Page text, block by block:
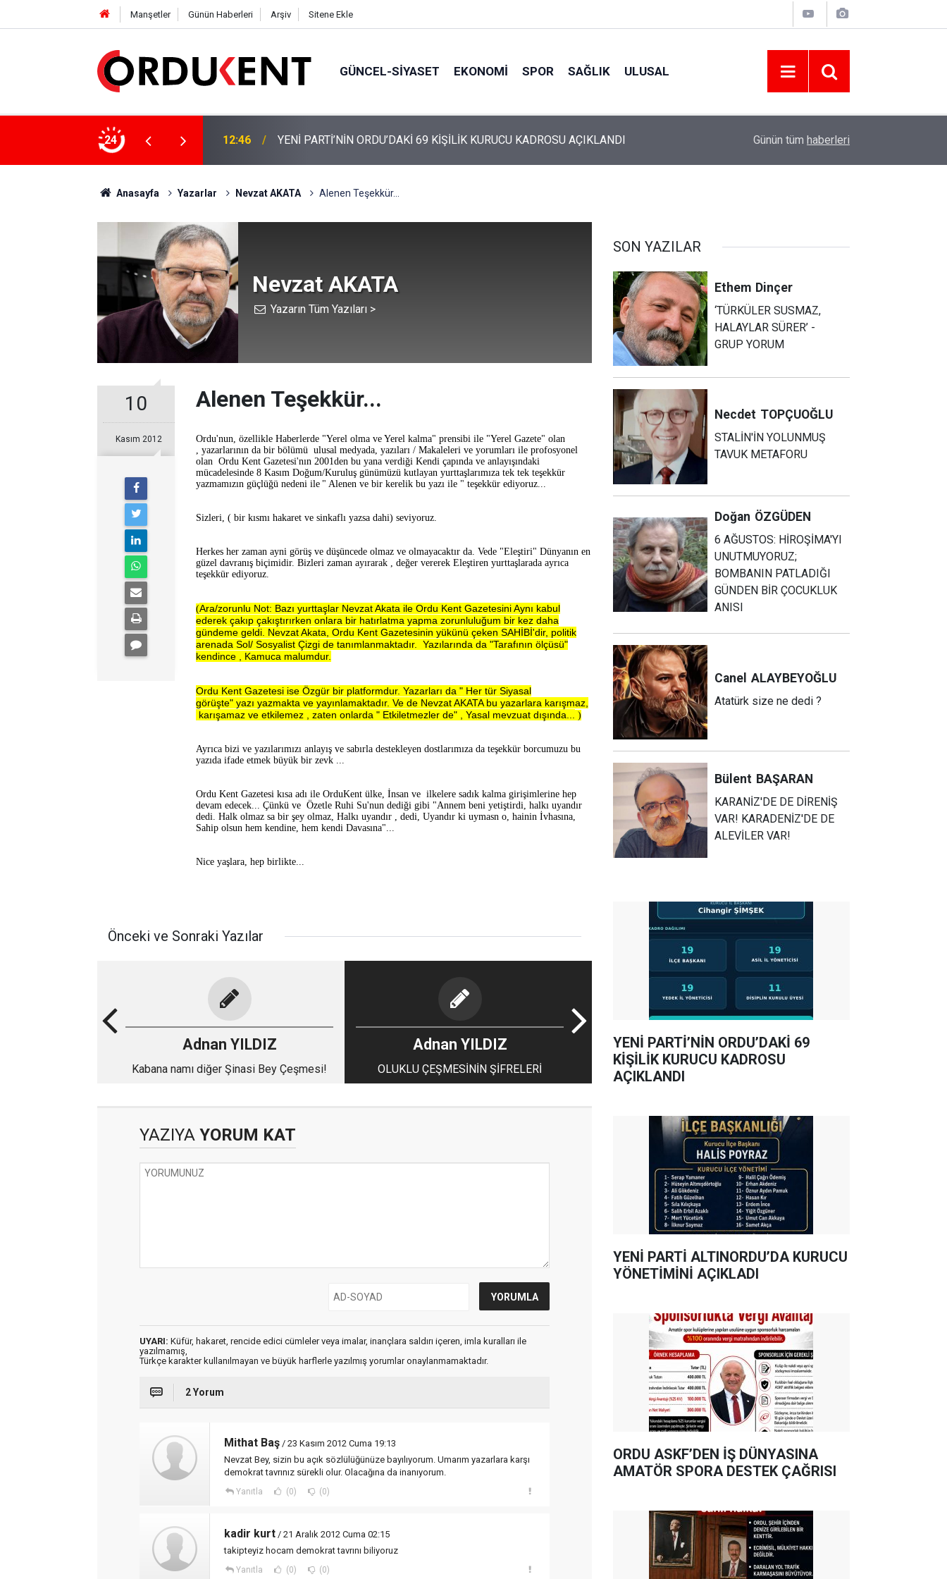
Manşetler Günün Haberleri Arşiv Sitene Ekle
GÜNCEL-SIYASET EKONOMI SPOR SAĞLIK ULUSAL
24
KALICI ÇÖZÜM ÇAĞRISI 12:46 YENİ PARTİ’NİN ORDU’DAKİ 69 KİŞİLİK KURUCU KADROSU AÇIKLANDI YENİ PARTİ ALTINORDU’DA KURUCU
Günün tüm haberleri
Anasayfa Yazarlar Nevzat AKATA Alenen Teşekkür...
Nevzat AKATA
Yazarın Tüm Yazıları >
10
Kasım 2012
Alenen Teşekkür...
Ordu'nun, özellikle Haberlerde "Yerel olma ve Yerel kalma" prensibi ile "Yerel Gazete" olan
, yazarlarının da bir bölümü ulusal medyada, yazıları / Makaleleri ve yorumları ile profosyonel
olan Ordu Kent Gazetesi'nın 2001den bu yana verdiği Kendi çapında ve anlayışındaki
mücadelesinde 8 Kasım Doğum/Kuruluş günümüzü kutlayan yurttaşlarımıza tek tek teşekkür
yazmamızın güçlüğü nedeni ile " Alenen ve bir kerelik bu yazı ile " teşekkür ediyoruz...
Sizleri, ( bir kısmı hakaret ve sinkaflı yazsa dahi) seviyoruz.
Herkes her zaman ayni görüş ve düşüncede olmaz ve olmayacaktır da. Vede "Eleştiri" Dünyanın en
güzel davranış biçimidir. Bizleri zaman ayırarak , değer vererek Eleştiren yurttaşlarada ayrıca
teşekkür ediyoruz.
(Ara/zorunlu Not: Bazı yurttaşlar Nevzat Akata ile Ordu Kent Gazetesini Aynı kabul
ederek çakıp çakıştırırken onlara bir hatırlatma yapma zorunluluğum bir kez daha
gündeme geldi. Nevzat Akata, Ordu Kent Gazetesinin yükünü çeken SAHİBİ'dir, politik
arenada Sol/ Sosyalist Çizgi de tanımlanmaktadır. Yazılarında da "Tarafının ölçüsü"
kendince , Kamuca malumdur.
Ordu Kent Gazetesi ise Özgür bir platformdur. Yazarları da " Her tür Siyasal
görüşte" yazı yazmakta ve yayınlamaktadır. Ve de Nevzat AKATA bu yazarlara karışmaz,
karışamaz ve etkilemez , zaten onlarda " Etkiletmezler de" , Yasal mevzuat dışında...
)
Ayrıca bizi ve yazılarımızı anlayış ve sabırla destekleyen dostlarımıza da teşekkür borcumuzu bu
yazıda ifade etmek büyük bir zevk ...
Ordu Kent Gazetesi kısa adı ile OrduKent ülke, İnsan ve ilkelere sadık kalma girişimlerine hep
devam edecek... Çünkü ve Özetle Ruhi Su'nun dediği gibi "Annem beni yetiştirdi, halkı uyandır
dedi. Halk olmaz sa bir şey olmaz, Halkı uyandır , dedi, Uyandır ki uymasn o, hainin İvhasına,
Sahip olsun hem kendine, hem kendi Davasına"...
Nice yaşlara, hep birlikte...
Önceki ve Sonraki Yazılar
Adnan YILDIZ
Kabana namı diğer Şinasi Bey Çeşmesi!
Adnan YILDIZ
OLUKLU ÇEŞMESİNİN ŞİFRELERİ
YAZIYA YORUM KAT
UYARI: Küfür, hakaret, rencide edici cümleler veya imalar, inançlara saldırı içeren, imla kuralları ile
yazılmamış,
Türkçe karakter kullanılmayan ve büyük harflerle yazılmış yorumlar onaylanmamaktadır.
2 Yorum
Mithat Baş / 23 Kasım 2012 Cuma 19:13
Nevzat Bey, sizin bu açık sözlülüğünüze bayılıyorum. Umarım yazarlara karşı
demokrat tavrınız sürekli olur. Olacağına da inanıyorum.
Yanıtla (0) (0)
kadir kurt / 21 Aralık 2012 Cuma 02:15
takipteyiz hocam demokrat tavrını biliyoruz
Yanıtla (0) (0)
SON YAZILAR
Ethem Dinçer
‘TÜRKÜLER SUSMAZ,
HALAYLAR SÜRER’ -
GRUP YORUM
Necdet TOPÇUOĞLU
STALİN'İN YOLUNMUŞ
TAVUK METAFORU
Doğan ÖZGÜDEN
6 AĞUSTOS: HİROŞİMA'YI
UNUTMUYORUZ;
BOMBANIN PATLADIĞI
GÜNDEN BİR ÇOCUKLUK
ANISI
Canel ALAYBEYOĞLU
Atatürk size ne dedi ?
Bülent BAŞARAN
KARANİZ'DE DE DİRENİŞ
VAR! KARADENİZ'DE DE
ALEVİLER VAR!
YENİ PARTİ’NİN ORDU’DAKİ 69
KİŞİLİK KURUCU KADROSU
AÇIKLANDI
YENİ PARTİ ALTINORDU’DA KURUCU
YÖNETİMİNİ AÇIKLADI
ORDU ASKF’DEN İŞ DÜNYASINA
AMATÖR SPORA DESTEK ÇAĞRISI